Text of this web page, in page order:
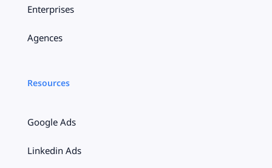
Enterprises
Agences
Resources
Google Ads
Linkedin Ads